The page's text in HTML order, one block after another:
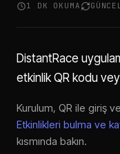
1 DK OKUMA
DistantRace
etkinlik QR kodu
Kurulum, QR ile giriş
Etkinlikleri bulma ve
kısmında bakın.